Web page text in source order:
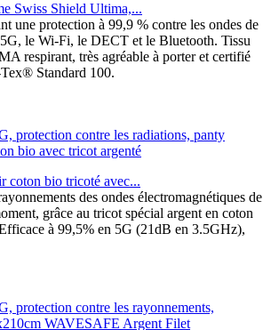
Swiss Shield Ultima,...
une protection à 99,9 % contre les ondes de
le Wi-Fi, le DECT et le Bluetooth. Tissu
respirant, très agréable à porter et certifié
Standard 100.
coton bio tricoté avec...
des ondes électromagnétiques de
grâce au tricot spécial argent en coton
à 99,5% en 5G (21dB en 3.5GHz),